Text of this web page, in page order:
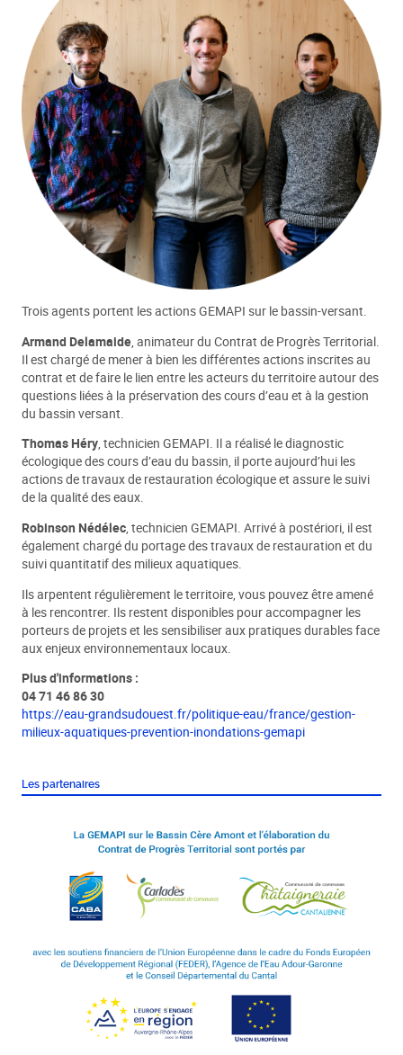
Trois agents portent les actions GEMAPI sur le bassin-versant.
Armand Delamaide , animateur du Contrat de Progrès Territorial.
Il est chargé de mener à bien les différentes actions inscrites au
contrat et de faire le lien entre les acteurs du territoire autour des
questions liées à la préservation des cours d’eau et à la gestion
du bassin versant.
Thomas Héry, technicien GEMAPI. Il a réalisé le diagnostic
écologique des cours d’eau du bassin, il porte aujourd’hui les
actions de travaux de restauration écologique et assure le suivi
de la qualité des eaux.
Robinson Nédélec, technicien GEMAPI. Arrivé à postériori, il est
également chargé du portage des travaux de restauration et du
suivi quantitatif des milieux aquatiques.
Ils arpentent régulièrement le territoire, vous pouvez être amené
à les rencontrer. Ils restent disponibles pour accompagner les
porteurs de projets et les sensibiliser aux pratiques durables face
aux enjeux environnementaux locaux.
Plus d'informations :
04 71 46 86 30
https://eau-grandsudouest.fr/politique-eau/france/gestion-
milieux-aquatiques-prevention-inondations-gemapi
Les partenaires